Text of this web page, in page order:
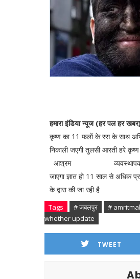
हमारा इंडिया न्यूज (हर पल हर
कृष्ण का 11 फलों के रस के साथ
निकाली जएगी तुलसी आरती
आश्रम व्यवस्थापक नर्मदा
जाएगा ज्ञात हो 11 साल से अधिक
के द्वारा की जा रही है
Tags # जबलपुर #
whether update
TWEET